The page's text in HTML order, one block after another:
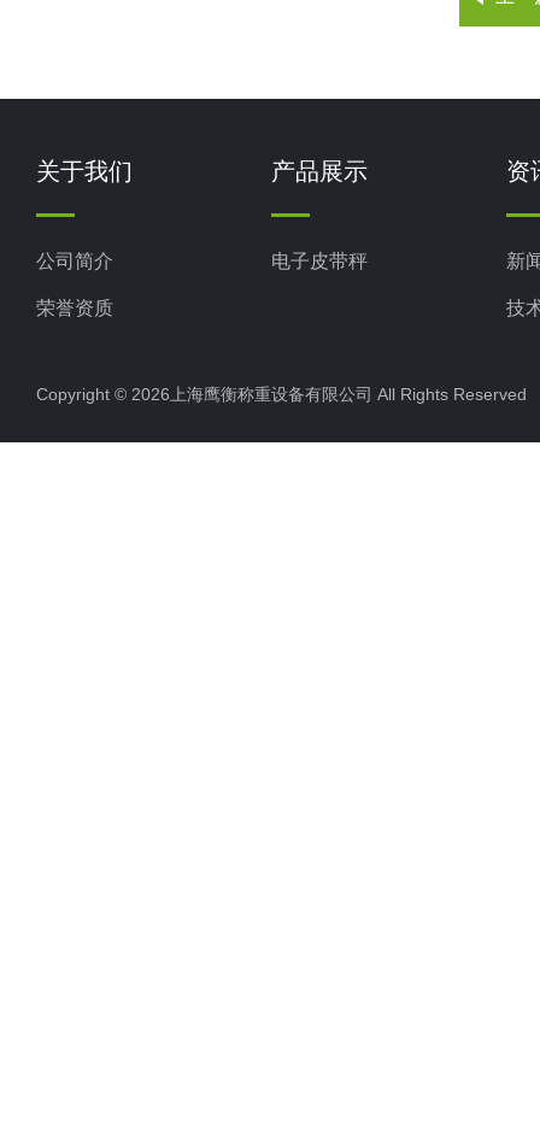
关于我们
公司简介
荣誉资质
产品展示
电子皮带秤
资
新
技
Copyright © 2026上海鹰衡称重设备有限公司 All Rights